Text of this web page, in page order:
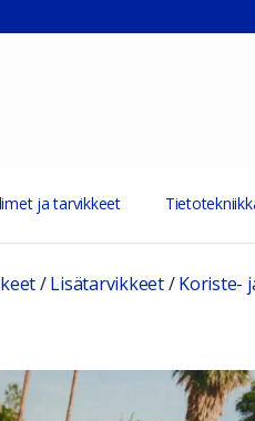
ja tarvikkeet
/Lisätarvikkeet/Koriste-